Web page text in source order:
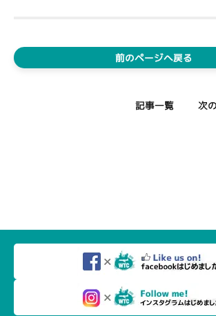
前のページへ戻る
記事一覧 次